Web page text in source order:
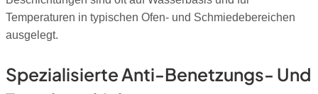
Temperaturen in typischen Ofen- und Schmiedebereichen
ausgelegt.
Spezialisierte Anti-Benetzungs- Und